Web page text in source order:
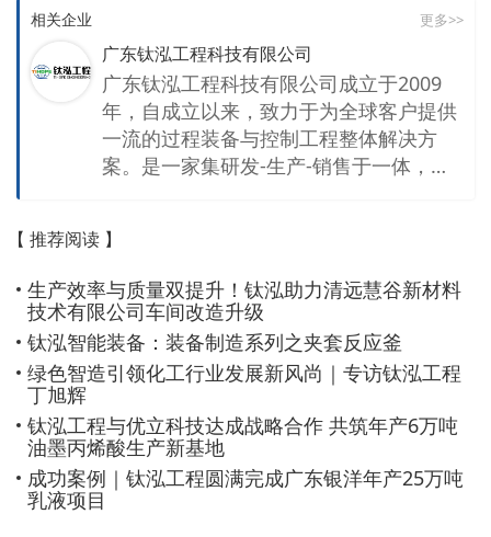
相关企业 更多>>
广东钛泓工程科技有限公司
广东钛泓工程科技有限公司成立于2009
年，自成立以来，致力于为全球客户提供
一流的过程装备与控制工程整体解决方
案。是一家集研发-生产-销售于一体，提
业。 18年行业深耕，始终专注精细化工
设备、容器制造的研究开发与应用，产品
包括：反应釜、大型储罐、压力腔体、塔
器、搅拌器、换热器、密封装置等智能生
产设备，从工艺设计到设备安装一站式工
程总承包（EPC）服务及一站式全厂过程
自动化服务。广泛应用于能源化工、新能
源锂电池、绿色环保、生物医药、日化食
品行业。 钛泓自建两大现代化生产基地：
广东钛鸿智能装备制造有限公司与佛山钛
【 推荐阅读 】
生产效率与质量双提升！钛泓助力清远慧谷新材料
技术有限公司车间改造升级
钛泓智能装备：装备制造系列之夹套反应釜
绿色智造引领化工行业发展新风尚｜专访钛泓工程
丁旭辉
钛泓工程与优立科技达成战略合作 共筑年产6万吨
油墨丙烯酸生产新基地
成功案例｜钛泓工程圆满完成广东银洋年产25万吨
乳液项目